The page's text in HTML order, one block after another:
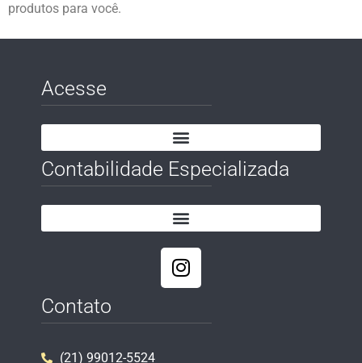
produtos para você.
Acesse
Contabilidade Especializada
Contato
(21) 99012-5524